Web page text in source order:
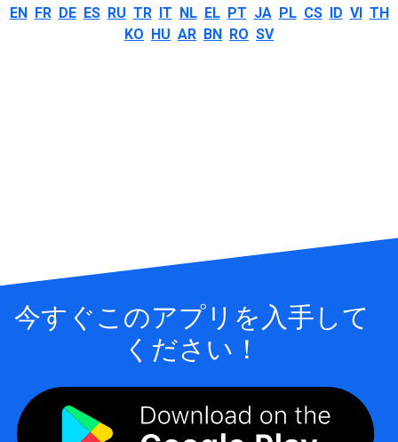
EN FR DE ES RU TR IT NL EL PT JA PL CS ID VI TH
KO HU AR BN RO SV
今すぐこのアプリを入手して
ください！